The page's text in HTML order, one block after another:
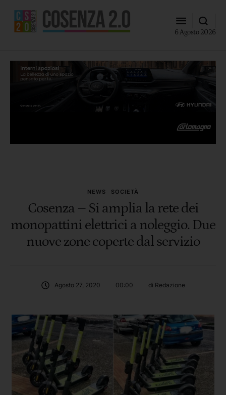
6 Agosto 2026
NEWS SOCIETÀ
Cosenza – Si amplia la rete dei
monopattini elettrici a noleggio. Due
nuove zone coperte dal servizio
Agosto 27, 2020 00:00 di Redazione